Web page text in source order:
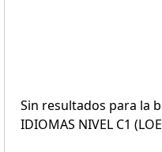
Sin resultados para la
IDIOMAS NIVEL C1